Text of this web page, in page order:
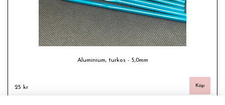
Aluminium, turkos - 5,0mm
25 kr